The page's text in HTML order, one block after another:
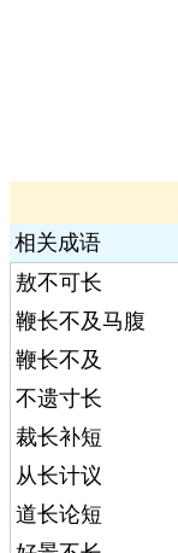
相关成语
敖不可长
鞭长不及马腹
鞭长不及
不遗寸长
裁长补短
从长计议
道长论短